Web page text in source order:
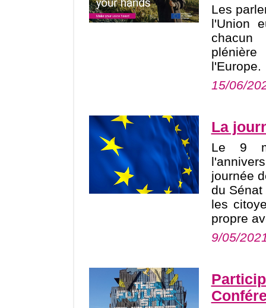
Les
l'Union
chacun
l'Europe.
15/06/
La
Le 9
journée
du
les
propre
9/05/